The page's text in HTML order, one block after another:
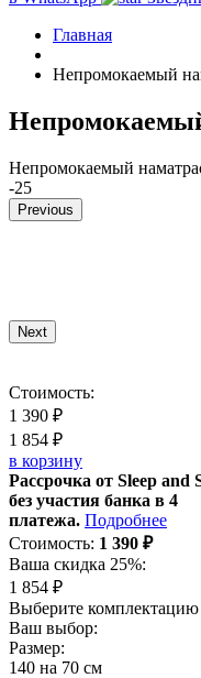
Главная
Непромокаемый
Непромокаемый
-25
Previous
Next
Стоимость:
1 390 ₽
1 854 ₽
в корзину
Рассрочка от Sleep and
без участия банка в 4
платежа. Подробнее
Стоимость: 1 390 ₽
Ваша скидка 25%:
1 854 ₽
Выберите комплектацию
Ваш выбор:
Размер:
140 на 70 см